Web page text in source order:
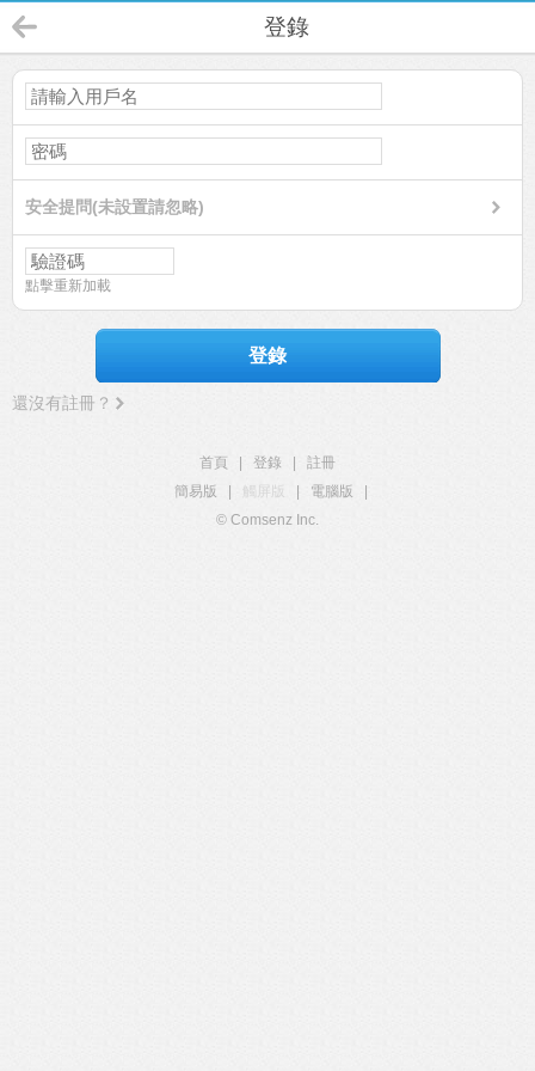
登錄
安全提問(未設置請忽略)
點擊重新加載
登錄
還沒有註冊？
首頁 登錄
註冊
簡易版
觸屏版 電腦版
© Comsenz Inc.